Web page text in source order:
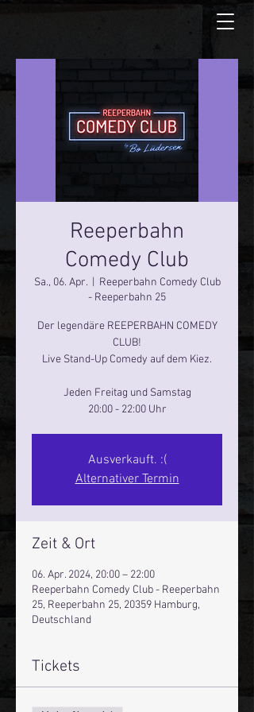
Reeperbahn
Comedy Club
Sa., 06. Apr.
  |
Reeperbahn Comedy Club
- Reeperbahn 25
Der legendäre REEPERBAHN COMEDY
CLUB!
Live Stand-Up Comedy auf dem Kiez.
Jeden Freitag und Samstag
20:00 - 22:00 Uhr
Ausverkauft. :(
Alternativer Termin
Zeit & Ort
06. Apr. 2024, 20:00 – 22:00
Reeperbahn Comedy Club - Reeperbahn
25, Reeperbahn 25, 20359 Hamburg,
Deutschland
Tickets